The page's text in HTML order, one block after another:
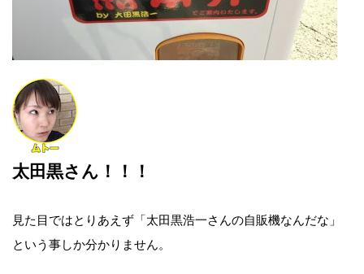
太田黒さん！！！
見た目ではとりあえず「太田黒浩一さんの自販機なんだな」
という事しか分かりません。